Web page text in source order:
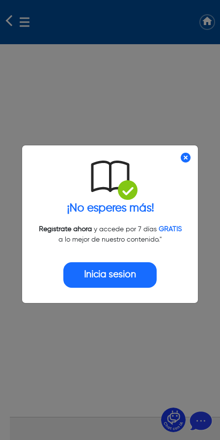
¡No esperes más!
Regístrate ahoray accede por 7 días GRATIS
a lo mejor de nuestro contenido."
Inicia sesión